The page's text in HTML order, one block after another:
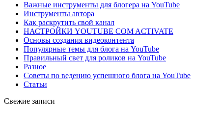
Важные инструменты для блогера на YouTube
Инструменты автора
Как раскрутить свой канал
НАСТРОЙКИ YOUTUBE COM ACTIVATE
Основы создания видеоконтента
Популярные темы для блога на YouTube
Правильный свет для роликов на YouTube
Разное
Советы по ведению успешного блога на YouTube
Статьи
Свежие записи